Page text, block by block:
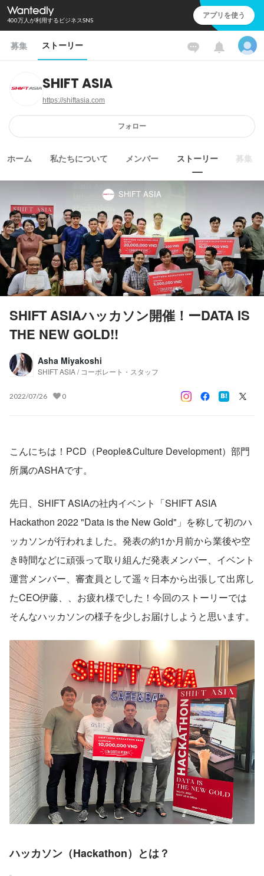
400万人が利用するビジネスSNS アプリを使う
募集 ストーリー
SHIFT ASIA
https://shiftasia.com
フォロー
ホーム 私たちについて メンバー ストーリー 募集
SHIFT ASIA
SHIFT ASIAハッカソン開催！ーDATA IS
THE NEW GOLD!!
Asha Miyakoshi
SHIFT ASIA / コーポレート・スタッフ
2022/07/26 0
こんにちは！PCD（People&Culture Development）部門
所属のASHAです。
先日、SHIFT ASIAの社内イベント「SHIFT ASIA
Hackathon 2022 "Data is the New Gold"」を称して初のハ
ッカソンが行われました。発表の約1か月前から業後や空
き時間などに頑張って取り組んだ発表メンバー、イベント
運営メンバー、審査員として遥々日本から出張して出席し
たCEO伊藤、、お疲れ様でした！今回のストーリーでは
そんなハッカソンの様子を少しお届けしようと思います。
ハッカソン（Hackathon）とは？